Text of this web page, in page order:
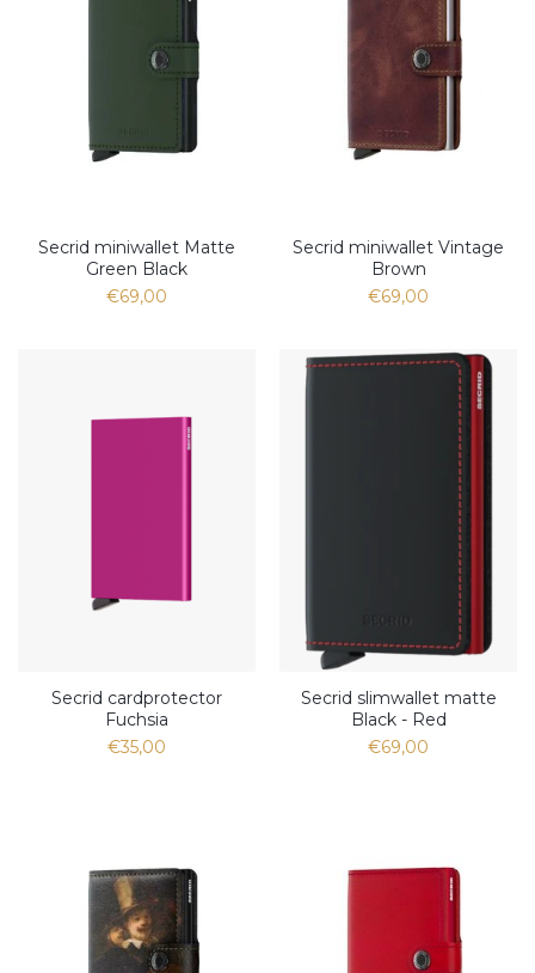
Secrid miniwallet Matte
Green Black
€69,00
Secrid miniwallet Vintage
Brown
€69,00
Secrid cardprotector
Fuchsia
€35,00
Secrid slimwallet matte
Black - Red
€69,00